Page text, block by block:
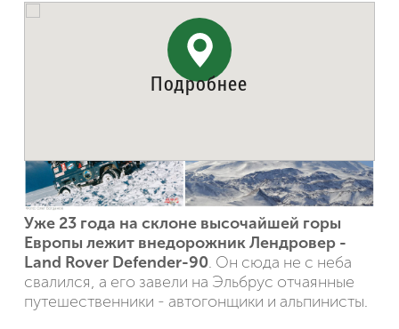
Что сделать чтобы спустить геройский
"Лендровер" с Эльбруса?
Подробнее
Уже 23 года на склоне высочайшей горы
Европы лежит внедорожник Лендровер -
Land Rover Defender-90. Он сюда не с неба
свалился, а его завели на Эльбрус отчаянные
путешественники - автогонщики и альпинисты.